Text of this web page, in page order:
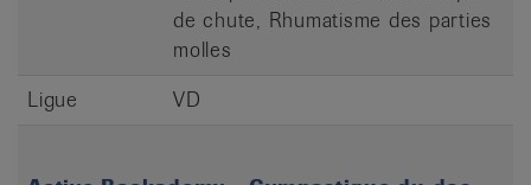
de chute, Rhumatisme des parties
molles
Ligue
VD